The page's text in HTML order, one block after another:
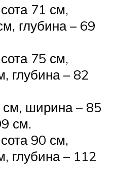
71 см,
глубина – 69
75 см,
глубина – 82
см, ширина – 85
см.
90 см,
глубина – 112